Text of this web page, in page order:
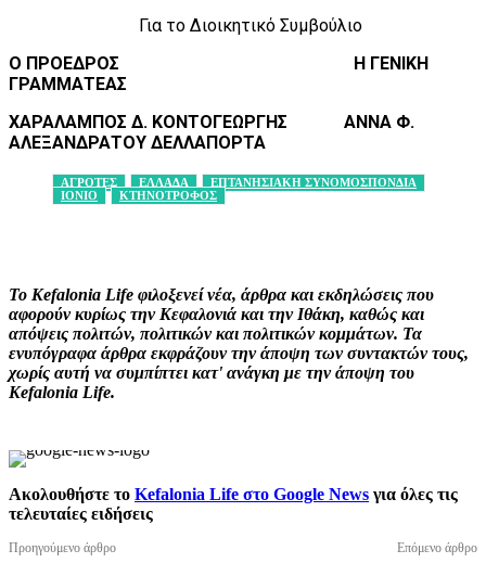
Για το Διοικητικό Συμβούλιο
Ο ΠΡΟΕΔΡΟΣ Η ΓΕΝΙΚΗ
ΓΡΑΜΜΑΤΕΑΣ
ΧΑΡΑΛΑΜΠΟΣ Δ. ΚΟΝΤΟΓΕΩΡΓΗΣ ΑΝΝΑ Φ.
ΑΛΕΞΑΝΔΡΑΤΟΥ ΔΕΛΛΑΠΟΡΤΑ
ΑΓΡΟΤΕΣ ΕΛΛΑΔΑ
ΕΠΤΑΝΗΣΙΑΚΗ ΣΥΝΟΜΟΣΠΟΝΔΙΑ
ΙΟΝΙΟ
ΚΤΗΝΟΤΡΟΦΟΣ
Το Kefalonia Life φιλοξενεί νέα, άρθρα και εκδηλώσεις που
αφορούν κυρίως την Κεφαλονιά και την Ιθάκη, καθώς και
απόψεις πολιτών, πολιτικών και πολιτικών κομμάτων. Τα
ενυπόγραφα άρθρα εκφράζουν την άποψη των συντακτών τους,
χωρίς αυτή να συμπίπτει κατ' ανάγκη με την άποψη του
Kefalonia Life.
Ακολουθήστε το Kefalonia Life στο Google News για όλες τις
τελευταίες ειδήσεις
Προηγούμενο άρθρο Επόμενο άρθρο